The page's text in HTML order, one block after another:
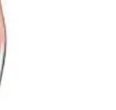
立が鍵
腰痛改善の道
ガイド
実践術